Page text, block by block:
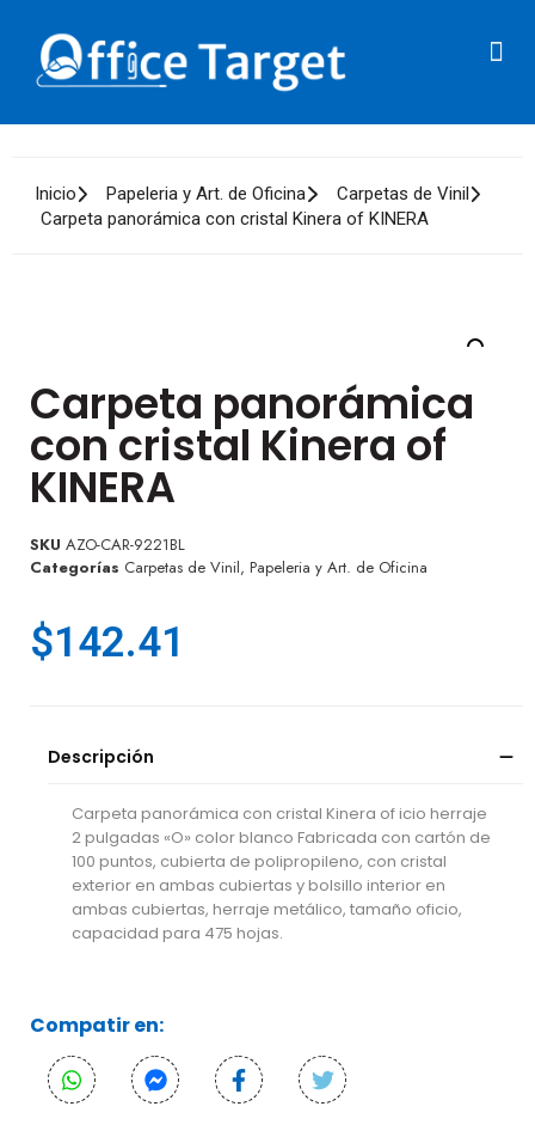
Inicio Papeleria y Art. de Oficina
Carpetas de Vinil
Carpeta panorámica con cristal Kinera of KINERA
Carpeta panorámica
con cristal Kinera of
KINERA
SKU AZO-CAR-9221BL
Categorías Carpetas de Vinil, Papeleria y Art. de Oficina
$142.41
Descripción
Carpeta panorámica con cristal Kinera of icio herraje
2 pulgadas «O» color blanco Fabricada con cartón de
100 puntos, cubierta de polipropileno, con cristal
exterior en ambas cubiertas y bolsillo interior en
ambas cubiertas, herraje metálico, tamaño oficio,
capacidad para 475 hojas.
Compatir en: